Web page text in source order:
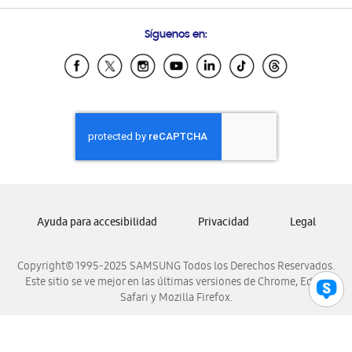
Samsung Ecuador
Samsung El Salvador
Samsung Honduras
Samsung Nicaragua
Samsung Panamá
Samsung Venezuela
Síguenos en:
Copyright© 1995-2025 SAMSUNG Todos los Derechos Reservados.
Este sitio se ve mejor en las últimas versiones de Chrome, Edge,
Safari y Mozilla Firefox.
Ayuda para accesibilidad Privacidad Legal